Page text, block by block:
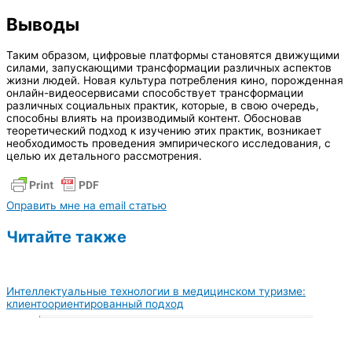
Выводы
Таким образом, цифровые платформы становятся движущими
силами, запускающими трансформации различных аспектов
жизни людей. Новая культура потребления кино, порожденная
онлайн-видеосервисами способствует трансформации
различных социальных практик, которые, в свою очередь,
способны влиять на производимый контент. Обосновав
теоретический подход к изучению этих практик, возникает
необходимость проведения эмпирического исследования, с
целью их детального рассмотрения.
Оправить мне на email статью
Читайте также
Интеллектуальные технологии в медицинском туризме:
клиентоориентированный подход